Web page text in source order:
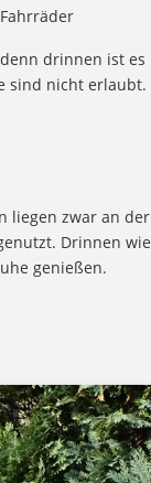
drinnen ist es
sind nicht erlaubt.
liegen zwar an der
Drinnen wie
genießen.